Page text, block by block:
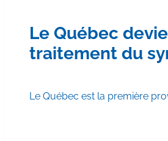
Le Québec
traitement du
Le Québec est la première